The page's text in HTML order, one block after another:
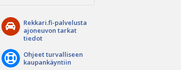
Rekkari.fi-palvelusta
ajoneuvon tarkat
tiedot
Ohjeet turvalliseen
kaupankäyntiin